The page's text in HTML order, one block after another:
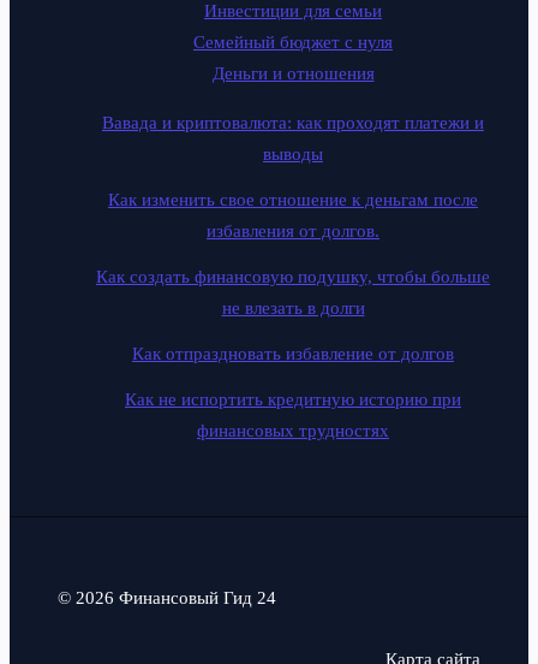
Инвестиции для семьи
Семейный бюджет с нуля
Деньги и отношения
Вавада и криптовалюта: как проходят платежи и
выводы
Как изменить свое отношение к деньгам после
избавления от долгов.
Как создать финансовую подушку, чтобы больше
не влезать в долги
Как отпраздновать избавление от долгов
Как не испортить кредитную историю при
финансовых трудностях
© 2026 Финансовый Гид 24
Карта сайта